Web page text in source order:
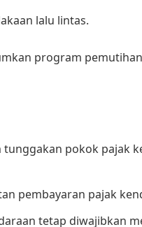
lalu lintas.
program
pokok pajak
pembayaran pajak
tetap diwajibkan